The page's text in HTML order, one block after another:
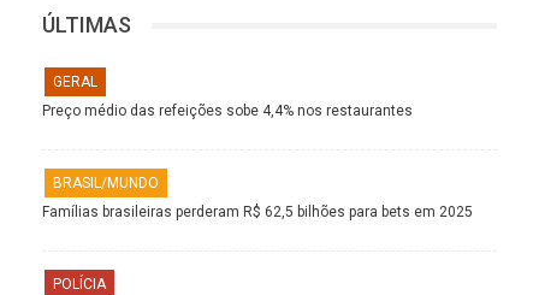
ÚLTIMAS
GERAL
Preço médio das refeições sobe 4,4% nos restaurantes
BRASIL/MUNDO
Famílias brasileiras perderam R$ 62,5 bilhões para bets em 2025
POLÍCIA